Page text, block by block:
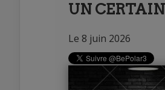
UN
Le 8 juin 2026